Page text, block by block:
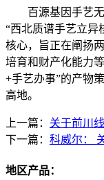
百源基因手艺无
“西北质谱手艺立异
核心，旨正在阐扬
培育和财产化能力
+手艺办事”的产物
高地。
上一篇： 关于前川
下一篇： 科威尔：
地区产品：